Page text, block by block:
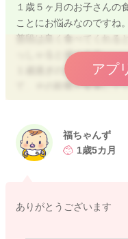
１歳５ヶ月のお子さんの
ことにお悩みなのですね。
普段は良く食べてくれる
っしゃると感じます。
１歳過ぎのお子さんは自
て、その影響が食事にで
食べたい、食べたくない
れるとよいと思いますよ。
割分担ができると負担に
アプ
福ちゃんず
1歳5カ月
ありがとうございます